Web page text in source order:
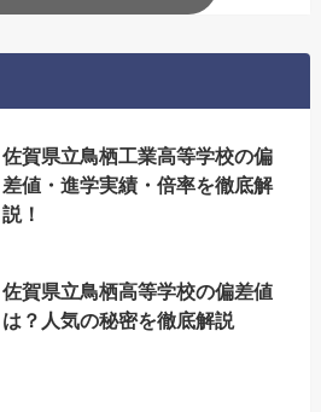
佐賀県立鳥栖工業高等学校の偏
差値・進学実績・倍率を徹底解
説！
佐賀県立鳥栖高等学校の偏差値
は？人気の秘密を徹底解説